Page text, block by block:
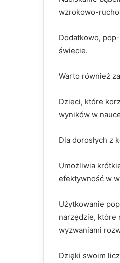
wzrokowo-
Dodatkowo,
świecie.
Warto również
Dzieci, które
wyników w
Dla dorosłych z
Umożliwia
efektywność w
Użytkowanie
narzędzie, które
wyzwaniami
Dzięki swoim